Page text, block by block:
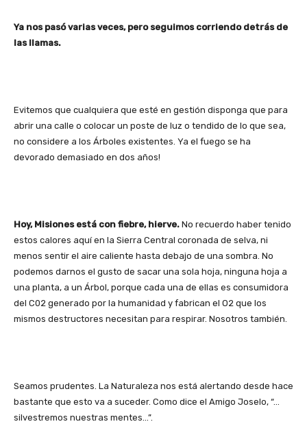
Ya nos pasó varias veces, pero seguimos corriendo detrás de
las llamas.
Evitemos que cualquiera que esté en gestión disponga que para
abrir una calle o colocar un poste de luz o tendido de lo que sea,
no considere a los Árboles existentes. Ya el fuego se ha
devorado demasiado en dos años!
Hoy, Misiones está con fiebre, hierve. No recuerdo haber tenido
estos calores aquí en la Sierra Central coronada de selva, ni
menos sentir el aire caliente hasta debajo de una sombra. No
podemos darnos el gusto de sacar una sola hoja, ninguna hoja a
una planta, a un Árbol, porque cada una de ellas es consumidora
del C02 generado por la humanidad y fabrican el O2 que los
mismos destructores necesitan para respirar. Nosotros también.
Seamos prudentes. La Naturaleza nos está alertando desde hace
bastante que esto va a suceder. Como dice el Amigo Joselo, “…
silvestremos nuestras mentes…”.